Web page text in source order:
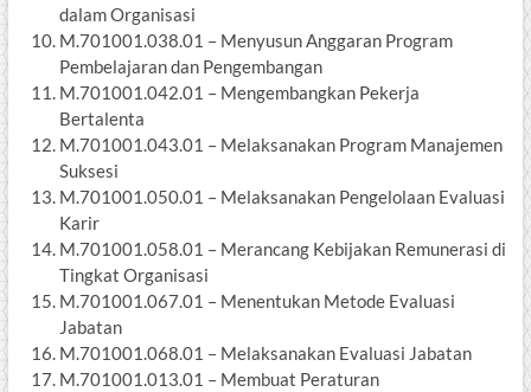
dalam Organisasi
M.701001.038.01 – Menyusun Anggaran Program
Pembelajaran dan Pengembangan
M.701001.042.01 – Mengembangkan Pekerja
Bertalenta
M.701001.043.01 – Melaksanakan Program Manajemen
Suksesi
M.701001.050.01 – Melaksanakan Pengelolaan Evaluasi
Karir
M.701001.058.01 – Merancang Kebijakan Remunerasi di
Tingkat Organisasi
M.701001.067.01 – Menentukan Metode Evaluasi
Jabatan
M.701001.068.01 – Melaksanakan Evaluasi Jabatan
M.701001.013.01 – Membuat Peraturan